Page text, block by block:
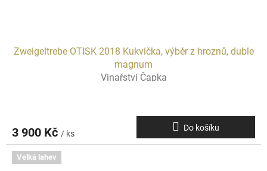
Zweigeltrebe OTISK 2018 Kukvička, výběr z hroznů, duble
magnum
Vinařství Čapka
3 900 Kč / ks
Do košíku
Velká lahev